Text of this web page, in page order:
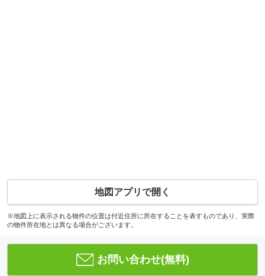
地図アプリで開く
※地図上に表示される物件の位置は付近住所に所在することを表すものであり、実際
の物件所在地とは異なる場合がございます。
お問い合わせ(無料)